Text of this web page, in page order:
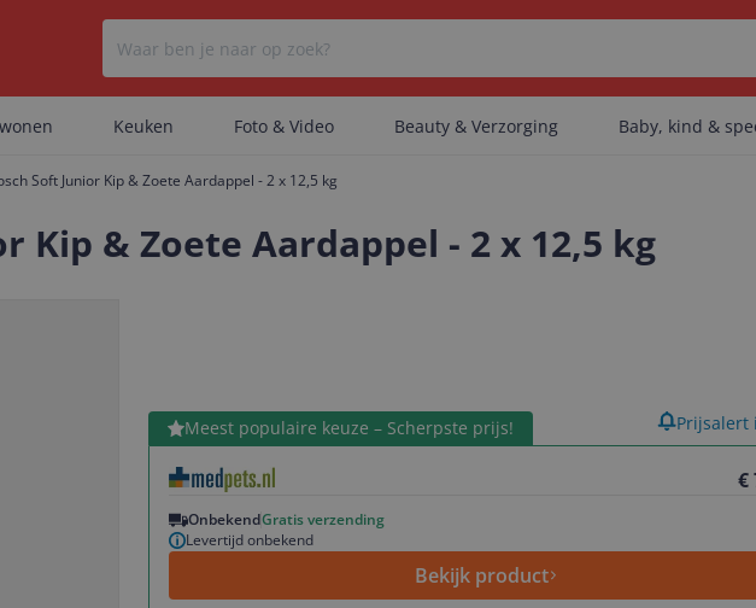
Er zijn geen categorieën gevonden.
Er zijn geen artikelen gevonden.
Keuken Foto & Video Beauty & Verzorging Baby, kind &
Soft Junior Kip & Zoete Aardappel - 2 x 12,5 kg
Kip & Zoete Aardappel - 2 x 12,5 kg
Meest populaire keuze – Scherpste prijs!
€
OnbekendGratis verzending
Levertijd onbekend
Bekijk product
Bekijk product Prijsalert